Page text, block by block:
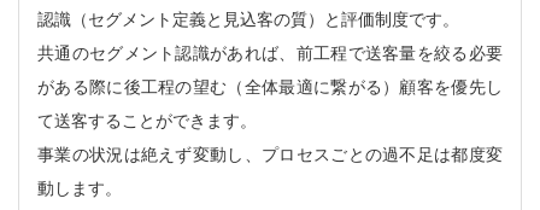
認識（セグメント定義と見込客の質）と評価制度です。
共通のセグメント認識があれば、前工程で送客量を絞る必要
がある際に後工程の望む（全体最適に繋がる）顧客を優先し
て送客することができます。
事業の状況は絶えず変動し、プロセスごとの過不足は都度変
動します。